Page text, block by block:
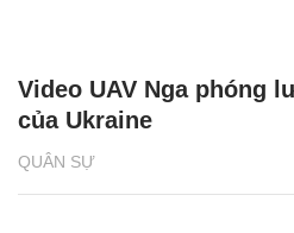
QUÂN SỰ
Video UAV Nga phóng
của Ukraine